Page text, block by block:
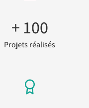
Projets réalisés
+ 100